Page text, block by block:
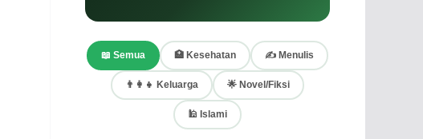
📖 Semua 🏥 Kesehatan ✍️ Menulis
👨‍👩‍👧 Keluarga 🌟 Novel/Fiksi
🕌 Islami